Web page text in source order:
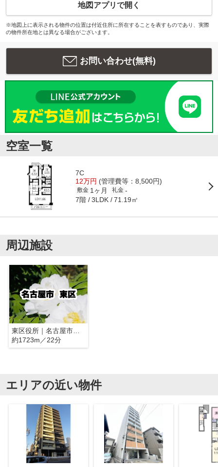
地図アプリで開く
※地図上に表示される物件の位置は付近住所に所在することを表すものであり、実際
の物件所在地とは異なる場合がございます。
お問い合わせ(無料)
空室一覧
7C
12万円 (管理費等：8,500円)
敷金 1ヶ月 礼金 -
7階 3LDK 71.19㎡
周辺施設
東区役所｜名古屋市東区
約1723m／22分
エリアの近い物件